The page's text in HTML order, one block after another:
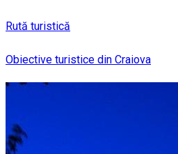
Rută turistică
Obiective turistice din Craiova